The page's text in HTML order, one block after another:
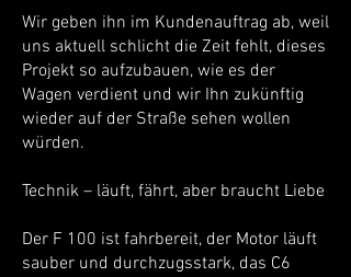
Wir geben ihn im Kundenauftrag ab, weil
uns aktuell schlicht die Zeit fehlt, dieses
Projekt so aufzubauen, wie es der
Wagen verdient und wir Ihn zukünftig
wieder auf der Straße sehen wollen
würden.
Technik – läuft, fährt, aber braucht Liebe
Der F 100 ist fahrbereit, der Motor läuft
sauber und durchzugsstark, das C6